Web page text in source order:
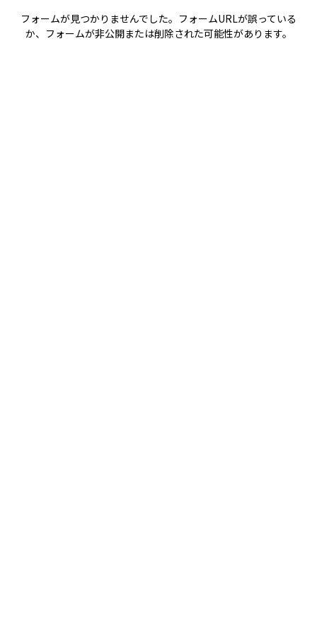
フォームが見つかりませんでした。フォームURLが誤っている
か、フォームが非公開または削除された可能性があります。